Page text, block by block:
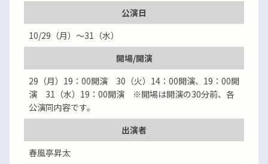
公演日
10/29（月）～31（水）
開場/開演
29（月）19：00開演 30（火）14：00開演、19：00開
演 31（水）19：00開演 ※開場は開演の30分前、各
公演同内容です。
出演者
春風亭昇太